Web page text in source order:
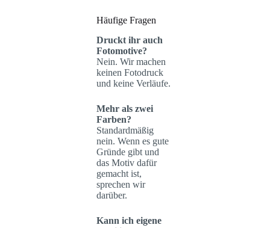
Häufige Fragen
Druckt ihr auch
Fotomotive?
Nein. Wir machen
keinen Fotodruck
und keine Verläufe.
Mehr als zwei
Farben?
Standardmäßig
nein. Wenn es gute
Gründe gibt und
das Motiv dafür
gemacht ist,
sprechen wir
darüber.
Kann ich eigene